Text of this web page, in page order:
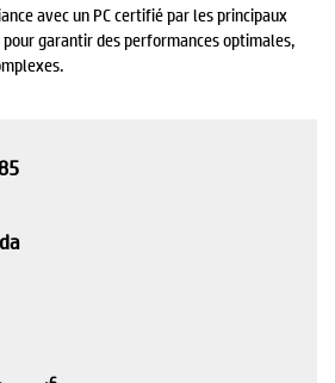
avec un PC certifié par les principaux
garantir des performances optimales,